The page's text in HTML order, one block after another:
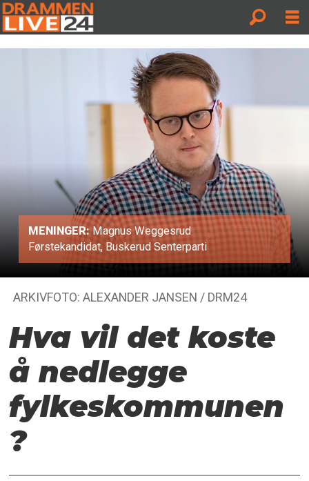
MENINGER: Magnus Weggesrud
Førstekandidat, Buskerud Senterparti
ARKIVFOTO: ALEXANDER JANSEN / DRM24
Hva vil det koste
å nedlegge
fylkeskommunen
?